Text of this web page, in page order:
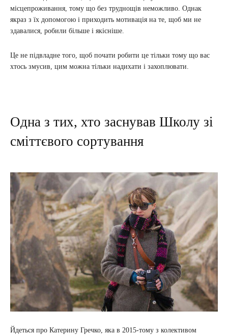
місцепроживання, тому що без труднощів неможливо. Однак
якраз з їх допомогою і приходить мотивація на те, щоб ми не
здавалися, робили більше і якісніше.
Це не підвладне того, щоб почати робити це тільки тому що вас
хтось змусив, цим можна тільки надихати і захоплювати.
Одна з тих, хто заснував Школу зі
сміттєвого сортування
Йдеться про Катерину Гречко, яка в 2015-тому з колективом